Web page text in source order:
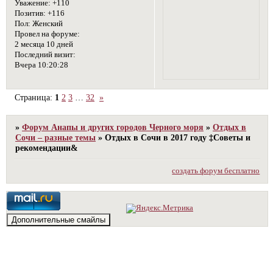
Уважение: +110
Позитив: +116
Пол: Женский
Провел на форуме:
2 месяца 10 дней
Последний визит:
Вчера 10:20:28
Страница: 1 2 3 32 »
»Форум Анапы и других городов Черного моря »Отдых в
Сочи – разные темы »Отдых в Сочи в 2017 году ‡Советы и
рекомендации&
создать форум бесплатно